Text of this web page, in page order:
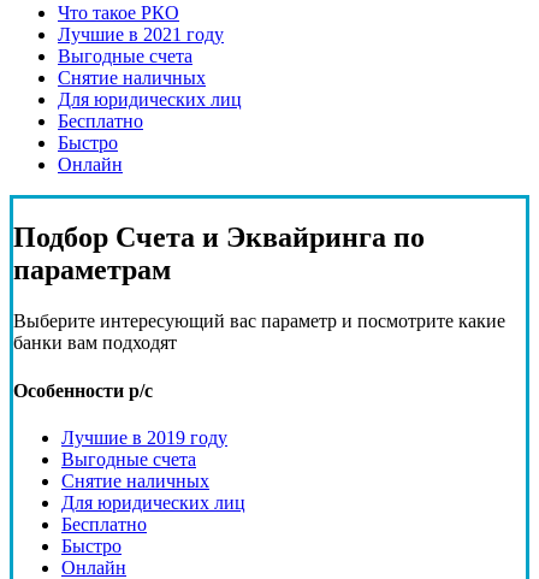
Что такое РКО
Лучшие в 2021 году
Выгодные счета
Снятие наличных
Для юридических лиц
Бесплатно
Быстро
Онлайн
Подбор Счета и Эквайринга по
параметрам
Выберите интересующий вас параметр и посмотрите какие
банки вам подходят
Особенности р/с
Лучшие в 2019 году
Выгодные счета
Снятие наличных
Для юридических лиц
Бесплатно
Быстро
Онлайн